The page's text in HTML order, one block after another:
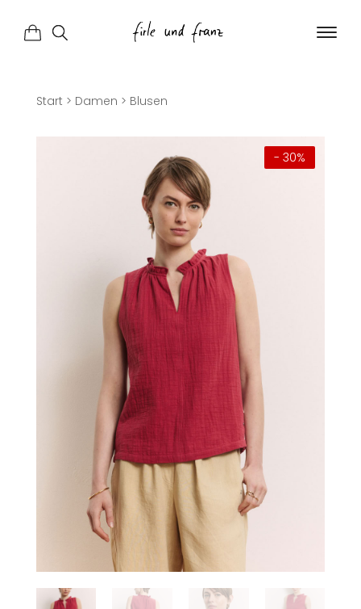
Start > Damen > Blusen
- 30%